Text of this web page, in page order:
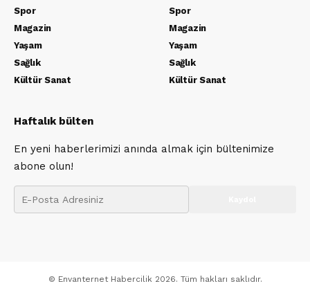
Spor
Magazin
Yaşam
Sağlık
Kültür Sanat
Spor
Magazin
Yaşam
Sağlık
Kültür Sanat
Haftalık bülten
En yeni haberlerimizi anında almak için bültenimize
abone olun!
© Envanternet Habercilik 2026. Tüm hakları saklıdır.